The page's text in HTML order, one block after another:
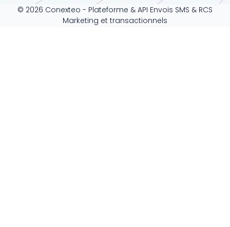
© 2026 Conexteo - Plateforme & API Envois SMS & RCS
Marketing et transactionnels